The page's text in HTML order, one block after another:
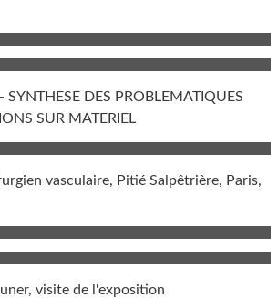
DES PROBLEMATIQUES
SUR MATERIEL
vasculaire, Pitié Salpêtrière, Paris,
visite de l'exposition